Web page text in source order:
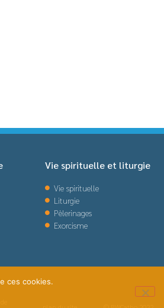
Vie spirituelle et liturgie
Vie spirituelle
Liturgie
Pèlerinages
Exorcisme
ces cookies.